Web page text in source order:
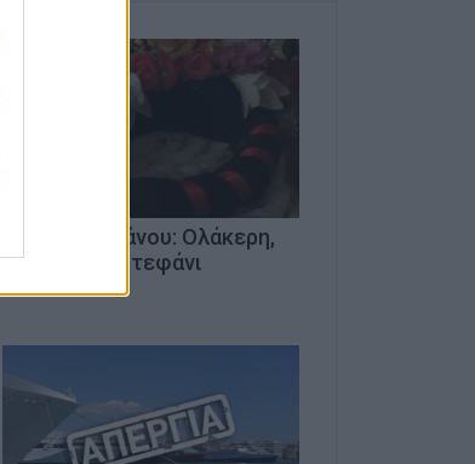
Βούλα Τζιλιάνου: Ολάκερη,
ένα μαήσιο στεφάνι